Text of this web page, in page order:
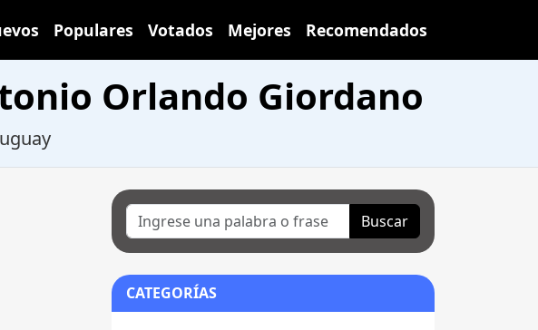
Populares Votados Mejores Recomendados
Orlando Giordano
Buscar
CATEGORÍAS